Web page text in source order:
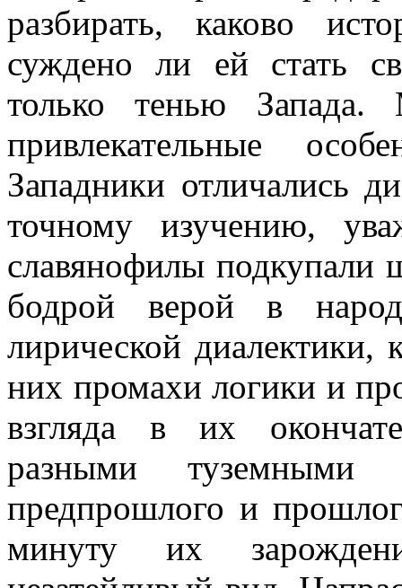
разбирать, каково
суждено ли ей стать
только тенью
привлекательные
Западники отличались
точному изучению,
славянофилы подкупали
бодрой верой в
лирической диалектики,
них промахи логики и
взгляда в их
разными туземными
предпрошлого и
минуту их